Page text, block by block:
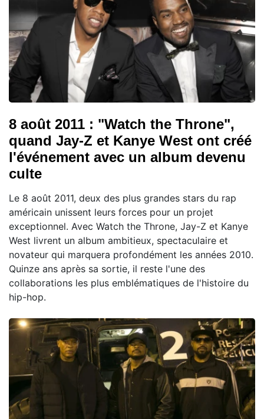
8 août 2011 : "Watch the Throne",
quand Jay-Z et Kanye West ont créé
l'événement avec un album devenu
culte
Le 8 août 2011, deux des plus grandes stars du rap
américain unissent leurs forces pour un projet
exceptionnel. Avec Watch the Throne, Jay-Z et Kanye
West livrent un album ambitieux, spectaculaire et
novateur qui marquera profondément les années 2010.
Quinze ans après sa sortie, il reste l'une des
collaborations les plus emblématiques de l'histoire du
hip-hop.